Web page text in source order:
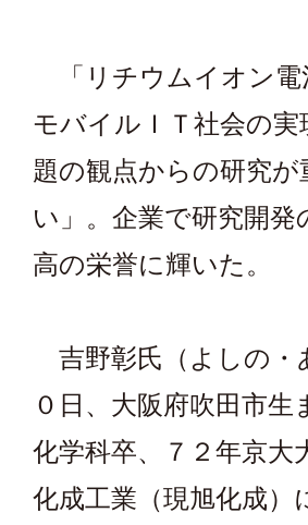
「リチウムイオン電
モバイルＩＴ社会の
題の観点からの研究
い」。企業で研究開
高の栄誉に輝いた。
吉野彰氏（よしの
０日、大阪府吹田市
化学科卒、７２年京大
化成工業（現旭化成）